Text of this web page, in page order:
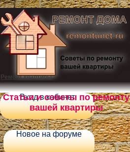
Ремонт квартиры
Статьи и советы по ремонту
вашей квартиры
Вход в кабинет
Новое на форуме